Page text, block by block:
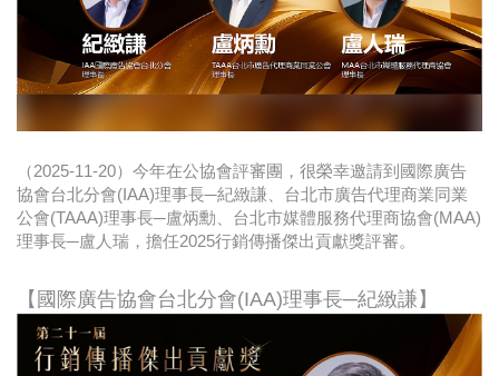
（2025-11-20）今年在公協會評審團，很榮幸邀請到國際廣告
協會台北分會(IAA)理事長─紀緻謙、台北市廣告代理商業同業
公會(TAAA)理事長─盧炳勳、台北市媒體服務代理商協會(MAA)
理事長─盧人瑞，擔任2025行銷傳播傑出貢獻獎評審。
【國際廣告協會台北分會(IAA)理事長─紀緻謙】